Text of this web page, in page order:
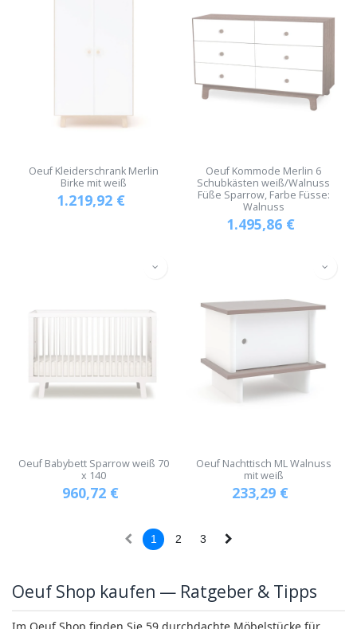
Oeuf Kleiderschrank Merlin
Birke mit weiß
1.219,92€
Oeuf Kommode Merlin 6
Schubkästen weiß/Walnuss
Füße Sparrow, Farbe Füsse:
Walnuss
1.495,86€
Oeuf Babybett Sparrow weiß 70
x 140
960,72 €
Oeuf Nachttisch ML Walnuss
mit weiß
233,29 €
1 2 3
Oeuf Shop kaufen — Ratgeber & Tipps